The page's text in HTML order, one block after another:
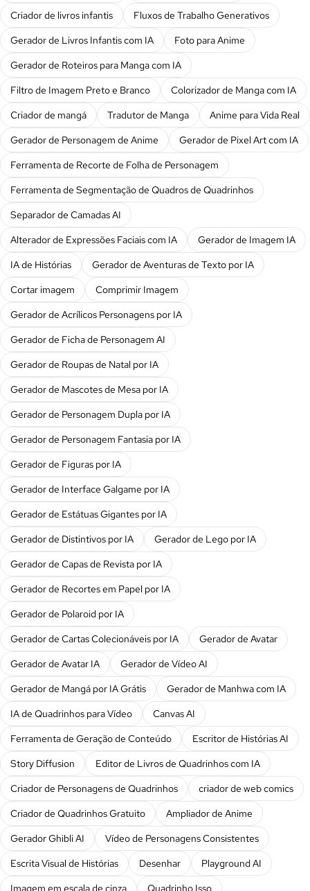
Criador de livros infantis
Fluxos de Trabalho Generativos
Gerador de Livros Infantis com IA
Foto para Anime
Gerador de Roteiros para Manga com IA
Filtro de Imagem Preto e Branco
Colorizador de Manga com IA
Criador de mangá
Tradutor de Manga
Anime para Vida Real
Gerador de Personagem de Anime
Gerador de Pixel Art com IA
Ferramenta de Recorte de Folha de Personagem
Ferramenta de Segmentação de Quadros de Quadrinhos
Separador de Camadas AI
Alterador de Expressões Faciais com IA
Gerador de Imagem IA
IA de Histórias
Gerador de Aventuras de Texto por IA
Cortar imagem
Comprimir Imagem
Gerador de Acrílicos Personagens por IA
Gerador de Ficha de Personagem AI
Gerador de Roupas de Natal por IA
Gerador de Mascotes de Mesa por IA
Gerador de Personagem Dupla por IA
Gerador de Personagem Fantasia por IA
Gerador de Figuras por IA
Gerador de Interface Galgame por IA
Gerador de Estátuas Gigantes por IA
Gerador de Distintivos por IA
Gerador de Lego por IA
Gerador de Capas de Revista por IA
Gerador de Recortes em Papel por IA
Gerador de Polaroid por IA
Gerador de Cartas Colecionáveis por IA
Gerador de Avatar
Gerador de Avatar IA
Gerador de Vídeo AI
Gerador de Mangá por IA Grátis
Gerador de Manhwa com IA
IA de Quadrinhos para Vídeo
Canvas AI
Ferramenta de Geração de Conteúdo
Escritor de Histórias AI
Story Diffusion
Editor de Livros de Quadrinhos com IA
Criador de Personagens de Quadrinhos
criador de web comics
Criador de Quadrinhos Gratuito
Ampliador de Anime
Gerador Ghibli AI
Vídeo de Personagens Consistentes
Escrita Visual de Histórias
Desenhar
Playground AI
Imagem em escala de cinza
Quadrinho Isso